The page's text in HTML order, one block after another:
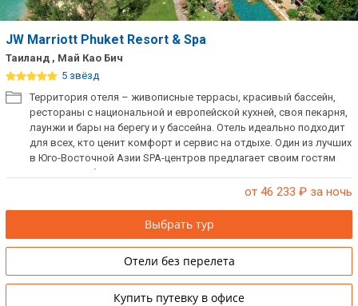
JW Marriott Phuket Resort & Spa
Таиланд , Май Као Бич
5 звёзд
Территория отеля – живописные террасы, красивый бассейн,
рестораны с национальной и европейской кухней, своя пекарня,
лаунжи и бары на берегу и у бассейна. Отель идеально подходит
для всех, кто ценит комфорт и сервис на отдыхе. Один из лучших
в Юго-Восточной Азии SPA-центров предлагает своим гостям
широкий выбор процедур. Отель находится в заповедной зоне, в
уединенной живописной части пляжа побережья Mai Khao.
от 46 233 ₽ за ночь
Выбрать тур
Отели без перелета
Купить путевку в офисе